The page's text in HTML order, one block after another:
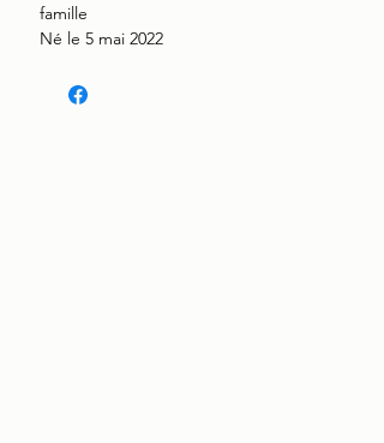
famille
Né le 5 mai 2022